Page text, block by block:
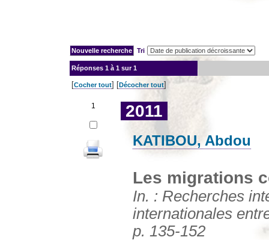
Tri
Réponses 1 à 1 sur 1
[Cocher tout] [Décocher tout]
1 2011
KATIBOU, Abdou
Les migrations
In. : Recherches
internationales
p. 135-152